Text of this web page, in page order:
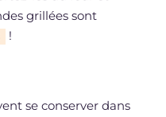
grillées sont
!
se conserver dans